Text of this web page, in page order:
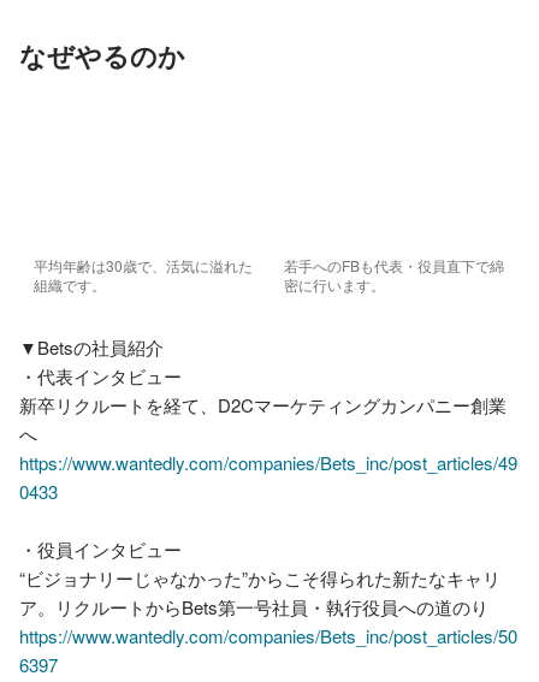
なぜやるのか
平均年齢は30歳で、活気に溢れた
組織です。
若手へのFBも代表・役員直下で綿
密に行います。
▼Betsの社員紹介
・代表インタビュー
新卒リクルートを経て、D2Cマーケティングカンパニー創業
https://www.wantedly.com/companies/Bets_inc/post_articles/49
0433
・役員インタビュー
“ビジョナリーじゃなかった”からこそ得られた新たなキャリ
https://www.wantedly.com/companies/Bets_inc/post_articles/50
6397